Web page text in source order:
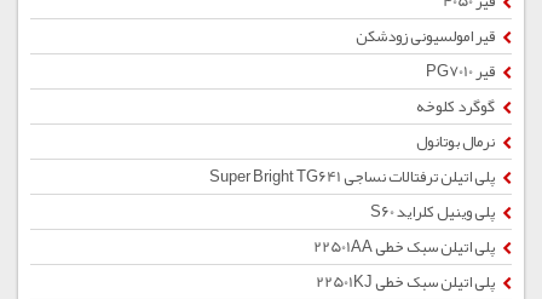
قیر امولسیونی زودشکن
قیر PG7010
گوگرد کلوخه
نرمال بوتانول
پلی اتیلن ترفتالات نساجی Super Bright TG641
پلی وینیل کلراید S60
پلی اتیلن سبک خطی 22501AA
پلی اتیلن سبک خطی 22501KJ